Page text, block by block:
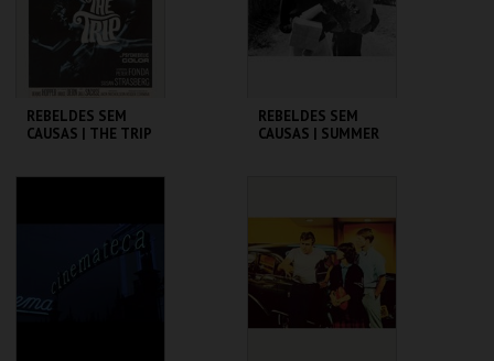
COMPRAR COMPRAR
REBELDES SEM
CAUSAS | THE TRIP
MAIS INFO
REBELDES SEM
CAUSAS | SUMMER
MAIS INFO
COMPRAR